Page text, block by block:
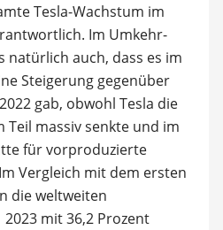
Tesla-Wachstum im
Im Umkehr-
natürlich auch, dass es im
Steigerung gegenüber
gab, obwohl Tesla die
Teil massiv senkte und im
für vorproduzierte
Vergleich mit dem ersten
die weltweiten
mit 36,2 Prozent